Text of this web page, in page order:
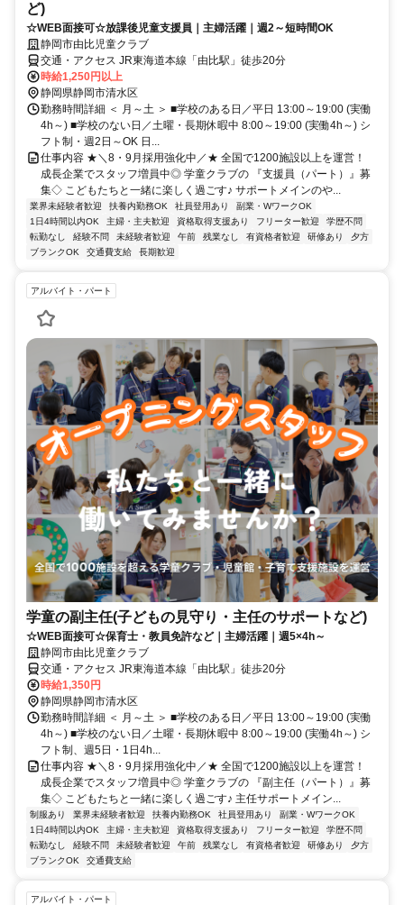
ど)
☆WEB面接可☆放課後児童支援員｜主婦活躍｜週2～短時間OK
静岡市由比児童クラブ
交通・アクセス JR東海道本線「由比駅」徒歩20分
時給1,250円以上
静岡県静岡市清水区
勤務時間詳細 ＜ 月～土 ＞ ■学校のある日／平日 13:00～19:00 (実働
4h～) ■学校のない日／土曜・長期休暇中 8:00～19:00 (実働4h～) シ
フト制・週2日～OK 日...
仕事内容 ★＼8・9月採用強化中／★ 全国で1200施設以上を運営！
成長企業でスタッフ増員中◎ 学童クラブの 『支援員（パート）』募
集◇ こどもたちと一緒に楽しく過ごす♪ サポートメインのや...
業界未経験者歓迎 扶養内勤務OK 社員登用あり
副業・WワークOK
1日4時間以内OK
主婦・主夫歓迎 資格取得支援あり フリーター歓迎
学歴不問
転勤なし
経験不問 未経験者歓迎 午前 残業なし 有資格者歓迎 研修あり
夕方
ブランクOK
交通費支給 長期歓迎
アルバイト・パート
学童の副主任(子どもの見守り・主任のサポートなど)
☆WEB面接可☆保育士・教員免許など｜主婦活躍｜週5×4h～
静岡市由比児童クラブ
交通・アクセス JR東海道本線「由比駅」徒歩20分
時給1,350円
静岡県静岡市清水区
勤務時間詳細 ＜ 月～土 ＞ ■学校のある日／平日 13:00～19:00 (実働
4h～) ■学校のない日／土曜・長期休暇中 8:00～19:00 (実働4h～) シ
フト制、週5日・1日4h...
仕事内容 ★＼8・9月採用強化中／★ 全国で1200施設以上を運営！
成長企業でスタッフ増員中◎ 学童クラブの 『副主任（パート）』募
集◇ こどもたちと一緒に楽しく過ごす♪ 主任サポートメイン...
制服あり 業界未経験者歓迎 扶養内勤務OK 社員登用あり
副業・WワークOK
1日4時間以内OK
主婦・主夫歓迎 資格取得支援あり フリーター歓迎
学歴不問
転勤なし
経験不問 未経験者歓迎 午前 残業なし 有資格者歓迎 研修あり
夕方
ブランクOK
交通費支給
アルバイト・パート